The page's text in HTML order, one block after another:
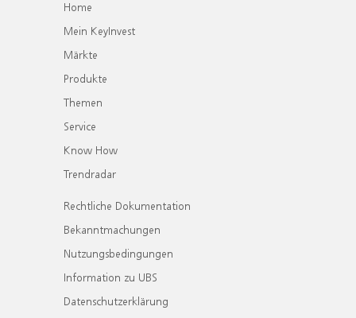
Home
Mein KeyInvest
Märkte
Produkte
Themen
Service
Know How
Trendradar
Rechtliche Dokumentation
Bekanntmachungen
Nutzungsbedingungen
Information zu UBS
Datenschutzerklärung